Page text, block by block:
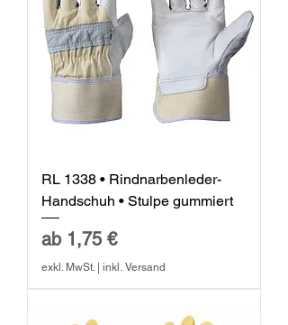
RL 1338 • Rindnarbenleder-
Handschuh • Stulpe gummiert
ab 1,75 €
Sale-Preis
exkl. MwSt.| inkl. Versand